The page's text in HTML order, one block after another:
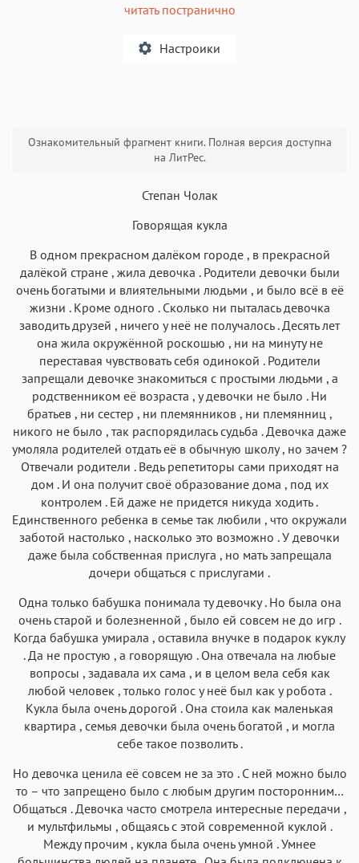
читать постранично
Настроики
Текст Текст Текст Текст
Аа
Roboto
Аа
Garamond
Аа
Fira Sans
Аа
Times
Аа
Iowan
Аа
San Francisco Аа
SF Serif Аа
New York
Аа
Helvetica Neue
Аа
Arial Аа
Georgia
Аа
Times New Roman
Аа
Courier
Аа
Courier New
Аа
Menlo
Аа
SF Mono
Ознакомительный фрагмент книги. Полная версия доступна
на ЛитРес.
Степан Чолак
Говорящая кукла
В одном прекрасном далёком городе , в прекрасной
далёкой стране , жила девочка . Родители девочки были
очень богатыми и влиятельными людьми , и было всё в её
жизни . Кроме одного . Сколько ни пыталась девочка
заводить друзей , ничего у неё не получалось . Десять лет
она жила окружённой роскошью , ни на минуту не
переставая чувствовать себя одинокой . Родители
запрещали девочке знакомиться с простыми людьми , а
родственником её возраста , у девочки не было . Ни
братьев , ни сестер , ни племянников , ни племянниц ,
никого не было , так распорядилась судьба . Девочка даже
умоляла родителей отдать её в обычную школу , но зачем ?
Отвечали родители . Ведь репетиторы сами приходят на
дом . И она получит своё образование дома , под их
контролем . Ей даже не придется никуда ходить .
Единственного ребенка в семье так любили , что окружали
заботой настолько , насколько это возможно . У девочки
даже была собственная прислуга , но мать запрещала
дочери общаться с прислугами .
Одна только бабушка понимала ту девочку . Но была она
очень старой и болезненной , было ей совсем не до игр .
Когда бабушка умирала , оставила внучке в подарок куклу
. Да не простую , а говорящую . Она отвечала на любые
вопросы , задавала их сама , и в целом вела себя как
любой человек , только голос у неё был как у робота .
Кукла была очень дорогой . Она стоила как маленькая
квартира , семья девочки была очень богатой , и могла
себе такое позволить .
Но девочка ценила её совсем не за это . С ней можно было
то – что запрещено было с любым другим посторонним…
Общаться . Девочка часто смотрела интересные передачи ,
и мультфильмы , общаясь с этой современной куклой .
Между прочим , кукла была очень умной . Умнее